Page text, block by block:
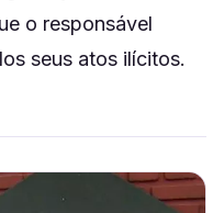
o responsável
seus atos ilícitos.